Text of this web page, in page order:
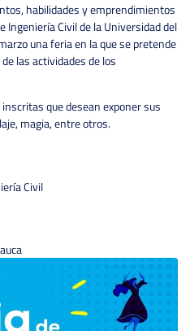
habilidades y emprendimientos
Ingeniería Civil de la Universidad del
una feria en la que se pretende
las actividades de los
que desean exponer sus
magia, entre otros.
Civil